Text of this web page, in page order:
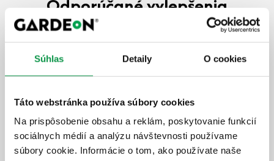
Súhlas Detaily O cookies
Táto webstránka používa súbory cookies
Na prispôsobenie obsahu a reklám, poskytovanie funkcií
sociálnych médií a analýzu návštevnosti používame
súbory cookie. Informácie o tom, ako používate naše
Odporúčané vylepšenia
Dlhodobá ochrana investície
+1 126,-€
Zobraziť detail Pridať do košíka